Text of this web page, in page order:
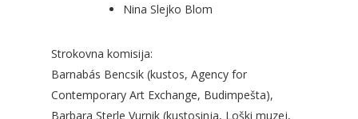
Nina Slejko Blom
Strokovna komisija:
Barnabás Bencsik (kustos, Agency for
Contemporary Art Exchange, Budimpešta),
Barbara Sterle Vurnik (kustosinja, Loški muzej,